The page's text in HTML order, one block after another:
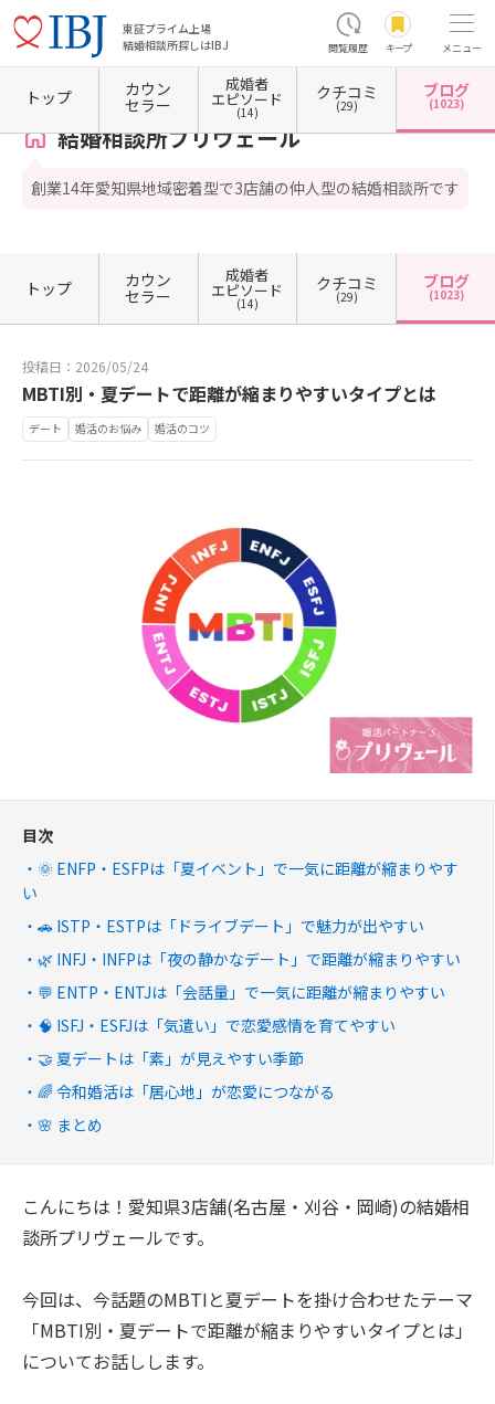
東証プライム上場
結婚相談所探しはIBJ
閲覧履歴 キープ メニュー
ホーム 愛知県の結婚相談所 愛知県名古屋市 愛知県名古屋市中村区 愛知県名古屋市
結婚相談所プリヴェール
創業14年愛知県地域密着型で3店舗の仲人型の結婚相談所です
トップ カウン
セラー
成婚者
エピソード
(14)
クチコミ
(29)
ブログ
(1023)
トップ カウン
セラー
成婚者
エピソード
(14)
クチコミ
(29)
ブログ
(1023)
投稿日：2026/05/24
MBTI別・夏デートで距離が縮まりやすいタイプとは
デート 婚活のお悩み 婚活のコツ
目次
🌞 ENFP・ESFPは「夏イベント」で一気に距離が縮まりやす
い
🚗 ISTP・ESTPは「ドライブデート」で魅力が出やすい
🌿 INFJ・INFPは「夜の静かなデート」で距離が縮まりやすい
💬 ENTP・ENTJは「会話量」で一気に距離が縮まりやすい
🧠 ISFJ・ESFJは「気遣い」で恋愛感情を育てやすい
🤝 夏デートは「素」が見えやすい季節
🌈 令和婚活は「居心地」が恋愛につながる
🌸 まとめ
こんにちは！愛知県3店舗(名古屋・刈谷・岡崎)の結婚相
談所プリヴェールです。
今回は、今話題のMBTIと夏デートを掛け合わせたテーマ
「MBTI別・夏デートで距離が縮まりやすいタイプとは」
についてお話しします。